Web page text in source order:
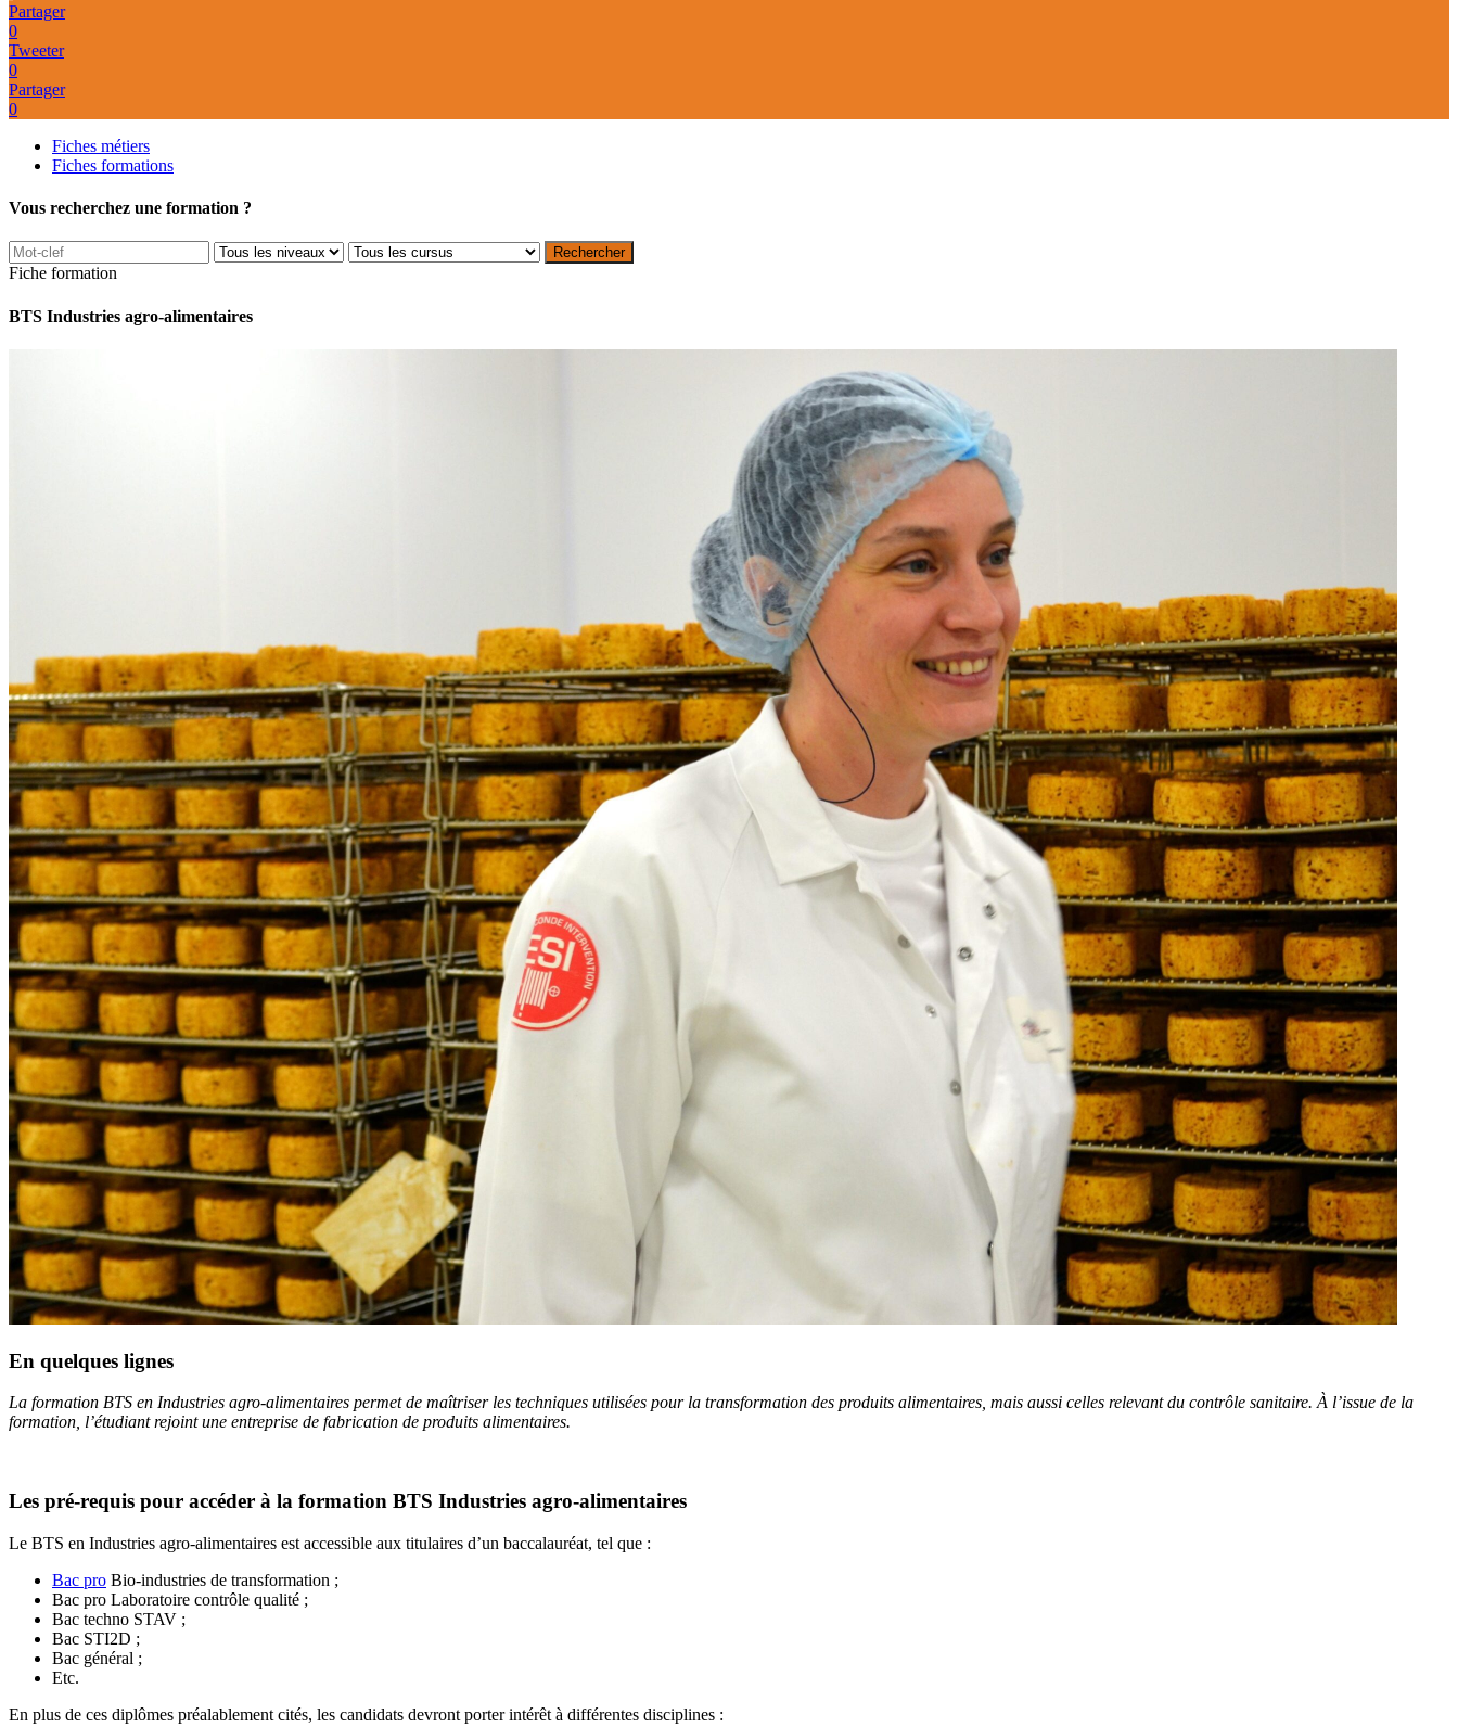
Partager
0
Tweeter
0
Partager
0
Fiches métiers
Fiches formations
Vous recherchez une formation ?
Fiche formation
BTS Industries agro-alimentaires
En quelques lignes
La formation BTS en Industries agro-alimentaires permet de maîtriser les techniques utilisées pour la transformation des produits alimentaires, mais aussi celles relevant du contrôle sanitaire. À l’issue de la
formation, l’étudiant rejoint une entreprise de fabrication de produits alimentaires.
Les pré-requis pour accéder à la formation BTS Industries agro-alimentaires
Le BTS en Industries agro-alimentaires est accessible aux titulaires d’un baccalauréat, tel que :
Bac pro Bio-industries de transformation ;
Bac pro Laboratoire contrôle qualité ;
Bac techno STAV ;
Bac STI2D ;
Bac général ;
Etc.
En plus de ces diplômes préalablement cités, les candidats devront porter intérêt à différentes disciplines :